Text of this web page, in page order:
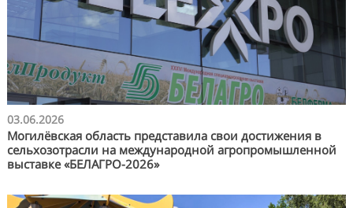
03.06.2026
Могилёвская область представила свои достижения в
сельхозотрасли на международной агропромышленной
выставке «БЕЛАГРО-2026»